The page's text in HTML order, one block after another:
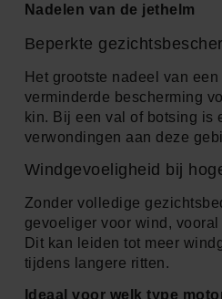
Nadelen van de jethelm
Beperkte
Het grootste nadeel van
verminderde bescherming
kin. Bij een val of botsing is
verwondingen aan deze
Windgevoeligheid bij
Zonder volledige
gevoeliger voor wind,
Dit kan leiden tot meer
tijdens langere ritten.
Ideaal voor welk type